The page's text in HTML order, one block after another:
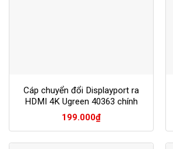
Cáp chuyển đổi Displayport ra
HDMI 4K Ugreen 40363 chính
hãng
199.000₫